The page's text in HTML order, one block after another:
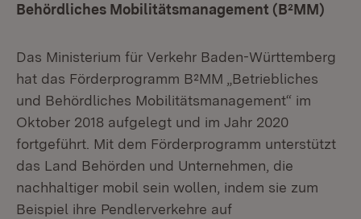
Behördliches Mobilitätsmanagement (B²MM)
Das Ministerium für Verkehr Baden-Württemberg
hat das Förderprogramm B²MM „Betriebliches
und Behördliches Mobilitätsmanagement“ im
Oktober 2018 aufgelegt und im Jahr 2020
fortgeführt. Mit dem Förderprogramm unterstützt
das Land Behörden und Unternehmen, die
nachhaltiger mobil sein wollen, indem sie zum
Beispiel ihre Pendlerverkehre auf